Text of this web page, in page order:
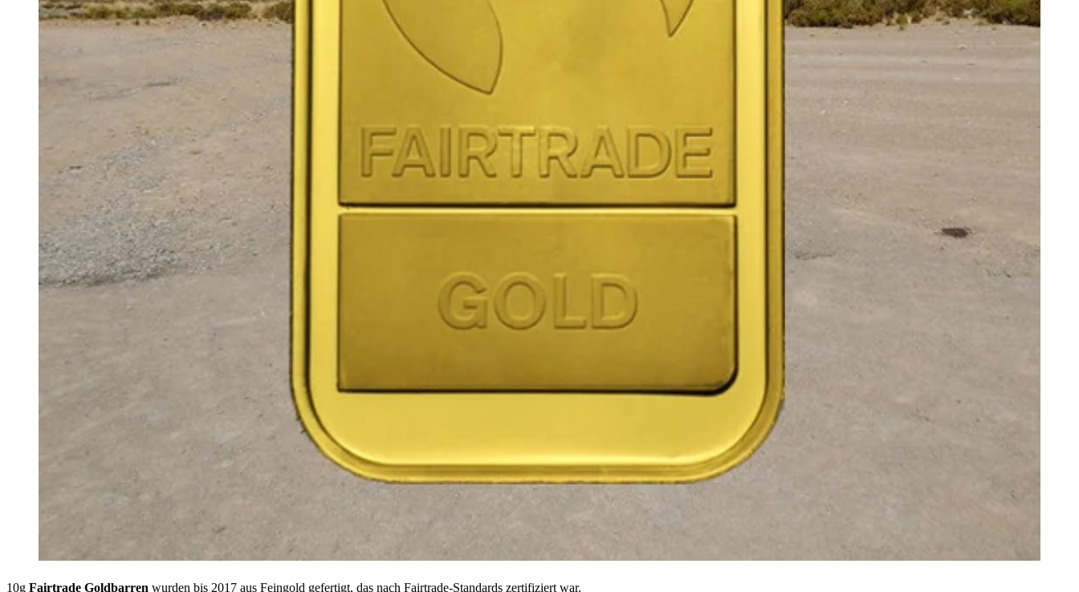
10g Fairtrade Goldbarren wurden bis 2017 aus Feingold gefertigt, das nach Fairtrade-Standards zertifiziert war.